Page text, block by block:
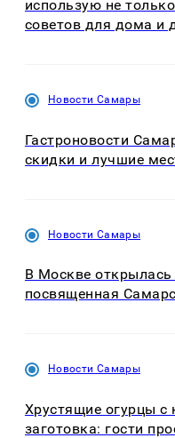
использую не
советов для дома и
Новости Самары
Гастроновости
скидки и лучшие
Новости Самары
В Москве
посвященная
Новости Самары
Хрустящие огурцы с
заготовка: гости